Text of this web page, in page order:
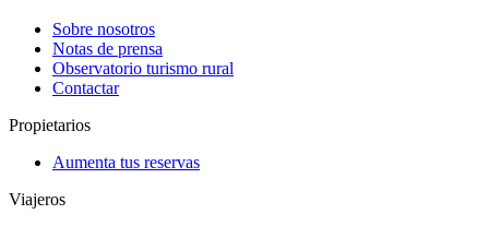
Sobre nosotros
Notas de prensa
Observatorio turismo rural
Contactar
Propietarios
Aumenta tus reservas
Viajeros